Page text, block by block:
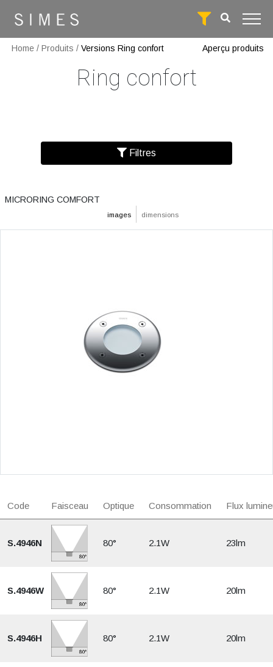
Home / Produits / Versions Ring confort Aperçu produits
Ring confort
Filtres
images dimensions
MICRORING COMFORT
Code Faisceau Optique Consommation Flux
S.4946N 80° 2.1W 23lm
S.4946W 80° 2.1W 20lm
S.4946H 80° 2.1W 20lm